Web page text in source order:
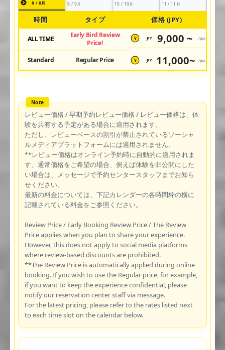
8 / 8月 9 / 9月 10 / 10月 11 / 11月
時間 タイプ 価格 (JPY)
ALL TIME
Early Bird Review
Price!
¥ JPY 9,000 ~ /pax
Standard Regular Price ¥ JPY 11,000~ /pax
レビュー価格 / 早期予約レビュー価格 / レビュー価格は、体
験を共有する予定がある場合に適用されます。
ただし、レビューベースの割引が禁止されているソーシャ
ルメディアプラットフォームには適用されません。
**レビュー価格はオンライン予約時に自動的に適用されま
す。通常価格をご希望の場合、例えば体験を非公開にした
い場合は、メッセージで予約センタースタッフまでお知ら
せください。
最新の料金については、下記カレンダーの各時間枠の横に
記載されている料金をご参照ください。
Review Price / Early Booking Review Price / The Review
Price applies when you plan to share your experience.
However, this does not apply to social media platforms
where review-based discounts are prohibited.
**The Review Price is automatically applied during online
booking. If you wish to use the Regular price, for example,
if you want to keep the experience confidential, please
notify our reservation center staff via message.
For the latest pricing, please refer to the rates listed next
to each time slot on the calendar below.